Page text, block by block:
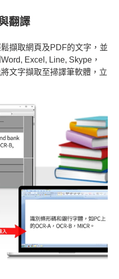
翻譯
擷取網頁及PDF的文字，並
Excel, Line, Skype，
文字擷取至掃譯筆軟體，立